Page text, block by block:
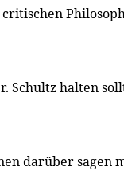
Schultz halten
darüber sagen